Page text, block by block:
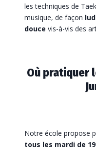
les techniques de
musique, de façon
douce vis-à-vis des
Où pratiquer
Notre école propose
tous les mardi de